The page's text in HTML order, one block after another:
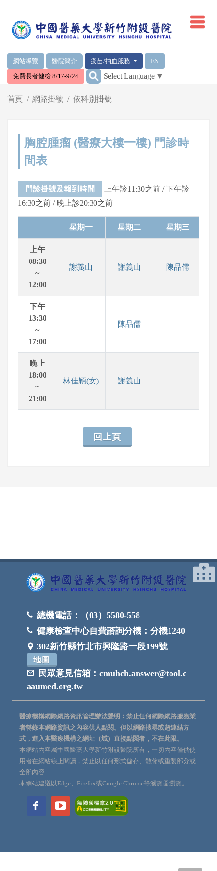
網站導覽 醫院簡介 疫苗/抽血服務 EN
免費長者健檢 8/17-9/24 ::: Select Language ▼
首頁 網路掛號 依科別掛號
胸腔腫瘤 (醫療大樓一樓) 門診時
間表
門診掛號及報到時間
上午診11:30之前 / 下午診
16:30之前 / 晚上診20:30之前
星期一 星期二 星期三
上午
08:30
~
12:00
謝義山 謝義山 陳品儒
下午
13:30
~
17:00
陳品儒
晚上
18:00
~
21:00
林佳穎(女) 謝義山
回上頁
總機電話：
（03）5580-558
健康檢查中心自費諮詢分機： 分機1240
302新竹縣竹北市興隆路一段199號
地圖
民眾意見信箱： cmuhch.answer@tool.c
aaumed.org.tw
醫療機構網際網路資訊管理辦法聲明：禁止任何網際網路服務業
者轉錄本網路資訊之內容供人點閱。但以網路搜尋或超連結方
式，進入本醫療機構之網址（域）直接點閱者，不在此限。
本網站內容屬中國醫藥大學新竹附設醫院所有，一切內容僅供使
用者在網站線上閱讀，禁止以任何形式儲存、散佈或重製部分或
全部內容
本網站建議以Edge、Firefox或Google Chrome等瀏覽器瀏覽。